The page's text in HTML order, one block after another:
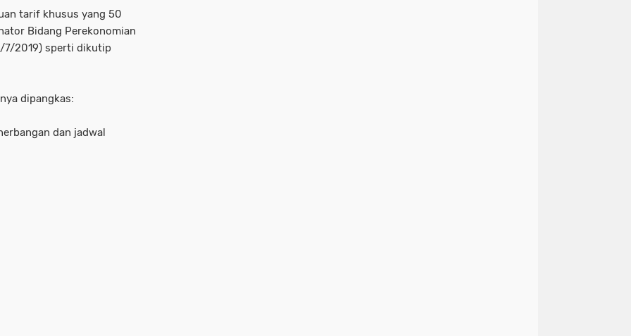
tarif khusus yang 50
Bidang Perekonomian
7/2019) sperti dikutip
dipangkas:
dan jadwal